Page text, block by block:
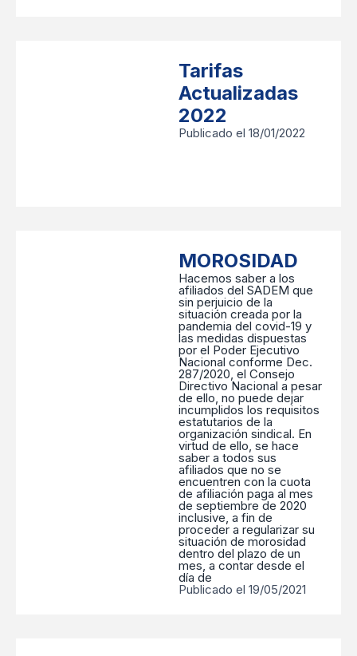
Tarifas
Actualizadas
2022
Publicado el 18/01/2022
MOROSIDAD
Hacemos saber a los
afiliados del SADEM que
sin perjuicio de la
situación creada por la
pandemia del covid-19 y
las medidas dispuestas
por el Poder Ejecutivo
Nacional conforme Dec.
287/2020, el Consejo
Directivo Nacional a pesar
de ello, no puede dejar
incumplidos los requisitos
estatutarios de la
organización sindical. En
virtud de ello, se hace
saber a todos sus
afiliados que no se
encuentren con la cuota
de afiliación paga al mes
de septiembre de 2020
inclusive, a fin de
proceder a regularizar su
situación de morosidad
dentro del plazo de un
mes, a contar desde el
día de
Publicado el 19/05/2021